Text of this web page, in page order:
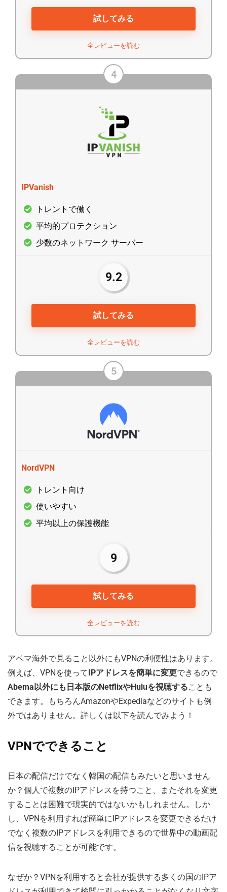
試してみる
全レビューを読む
4
IPVanish
トレントで働く
平均的プロテクション
少数のネットワーク サーバー
9.2
試してみる
全レビューを読む
5
NordVPN
トレント向け
使いやすい
平均以上の保護機能
9
試してみる
全レビューを読む
アベマ海外で見ること以外にもVPNの利便性はあります。
例えば、VPNを使ってIPアドレスを簡単に変更できるので
Abema以外にも日本版のNetflixやHuluを視聴することも
できます。もちろんAmazonやExpediaなどのサイトも例
外ではありません。詳しくは以下を読んでみよう！
VPNでできること
日本の配信だけでなく韓国の配信もみたいと思いません
か？個人で複数のIPアドレスを持つこと、またそれを変更
することは困難で現実的ではないかもしれません。しか
し、VPNを利用すれば簡単にIPアドレスを変更できるだけ
でなく複数のIPアドレスを利用できるので世界中の動画配
信を視聴することが可能です。
なぜか？VPNを利用すると会社が提供する多くの国のIPア